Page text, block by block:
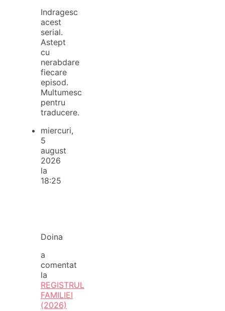
Indragesc
acest
serial.
Astept
cu
nerabdare
fiecare
episod.
Multumesc
pentru
traducere.
miercuri,
5
august
2026
la
18:25
Doina
a
comentat
la
REGISTRUL
FAMILIEI
(2026)